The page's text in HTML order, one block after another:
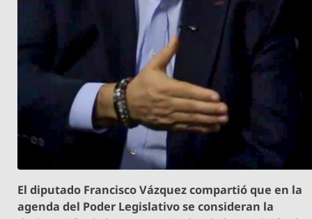
El diputado Francisco Vázquez compartió que en la
agenda del Poder Legislativo se consideran la